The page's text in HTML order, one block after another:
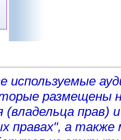
используемые
размещены
прав)
правах", а